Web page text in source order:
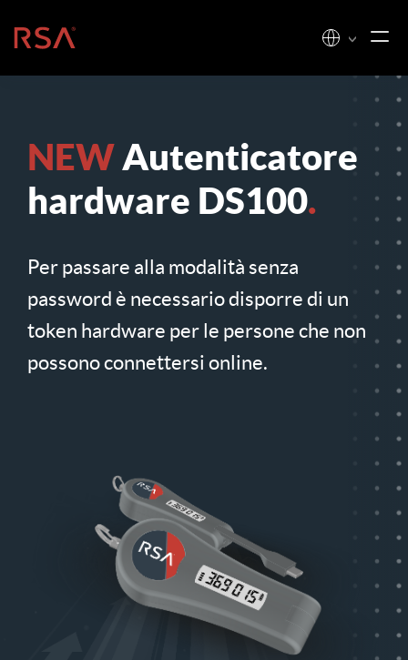
Casa
NEWAutenticatore
hardware DS100.
Per passare alla modalità senza
password è necessario disporre di un
token hardware per le persone che non
possono connettersi online.